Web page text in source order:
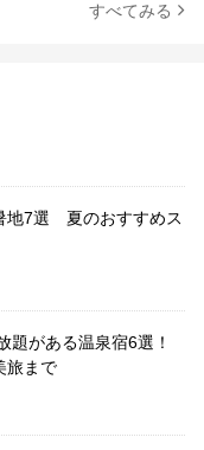
すべてみる
地7選 夏のおすすめス
題がある温泉宿6選！
旅まで